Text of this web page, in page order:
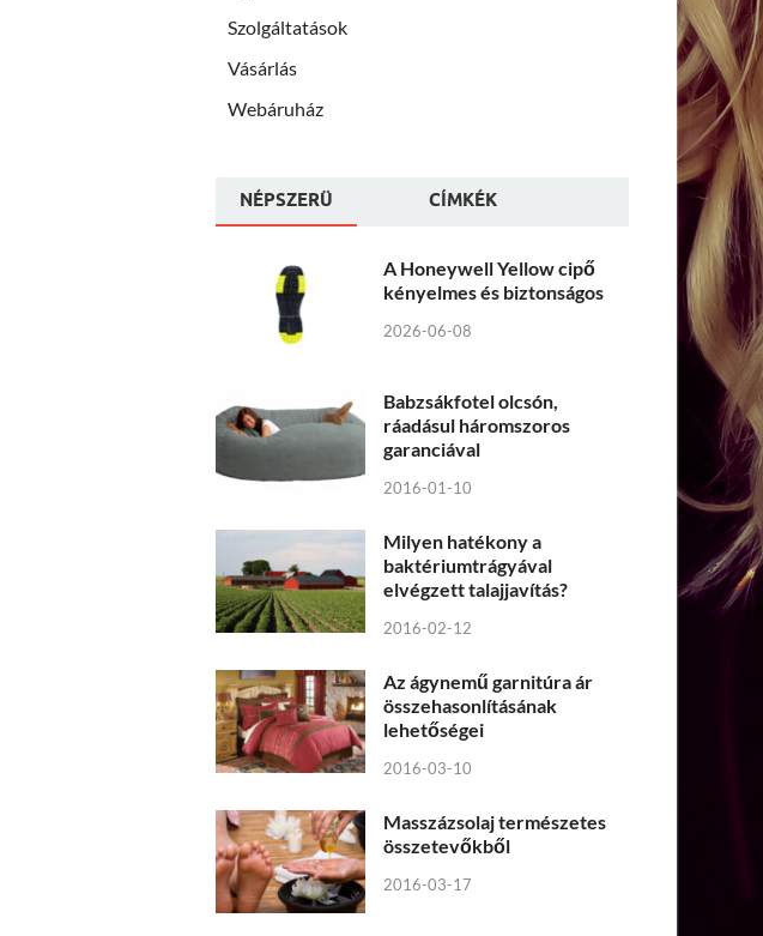
Szolgáltatások
Vásárlás
Webáruház
NÉPSZERÜ CÍMKÉK
A Honeywell Yellow cipő
kényelmes és biztonságos
2026-06-08
Babzsákfotel olcsón,
ráadásul háromszoros
garanciával
2016-01-10
Milyen hatékony a
baktériumtrágyával
elvégzett talajjavítás?
2016-02-12
Az ágynemű garnitúra ár
összehasonlításának
lehetőségei
2016-03-10
Masszázsolaj természetes
összetevőkből
2016-03-17